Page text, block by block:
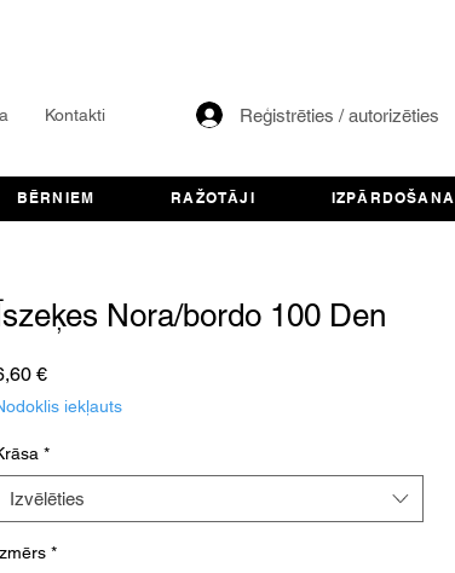
Kontakti Reģistrēties / autorizēties
BĒRNIEM RAŽOTĀJI IZPĀRDOŠANA
Nora/bordo 100 Den
€Cena
iekļauts
*
Izvēlēties
*